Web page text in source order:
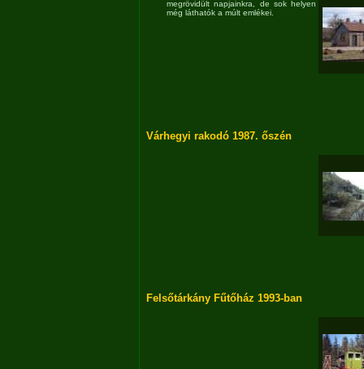
megrövidült napjainkra, de sok helyen
még láthatók a múlt emlékei.
Várhegyi rakodó 1987. őszén
Felsőtárkány Fűtőház 1993-ban